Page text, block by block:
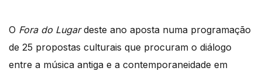
O Fora do Lugardeste ano aposta numa programação
de 25 propostas culturais que procuram o diálogo
entre a música antiga e a contemporaneidade em